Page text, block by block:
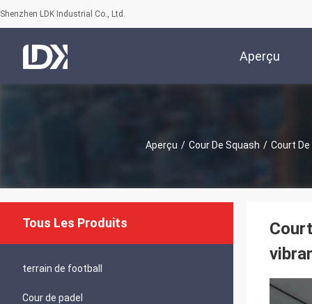
Shenzhen LDK Industrial Co., Ltd.
Aperçu
Aperçu / Cour De Squash / Court
Tous Les Produits
terrain de football
Cour de padel